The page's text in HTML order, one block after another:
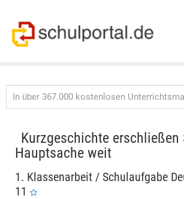
Kurzgeschichte erschließen
Hauptsache weit
1. Klassenarbeit / Schulaufgabe
11